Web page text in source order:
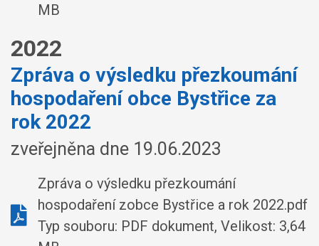
MB
2022
Zpráva o výsledku přezkoumání
hospodaření obce Bystřice za
rok 2022
zveřejněna dne 19.06.2023
Zpráva o výsledku přezkoumání
hospodaření zobce Bystřice a rok 2022.pdf
Typ souboru: PDF dokument, Velikost: 3,64